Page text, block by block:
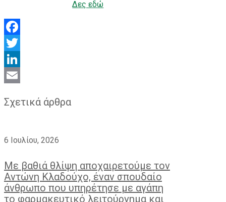
Δες εδώ
Facebook
Twitter
LinkedIn
Σχετικά άρθρα
6 Ιουλίου, 2026
Με βαθιά θλίψη αποχαιρετούμε τον
Αντώνη Κλαδούχο, έναν σπουδαίο
άνθρωπο που υπηρέτησε με αγάπη
το φαρμακευτικό λειτούργημα και